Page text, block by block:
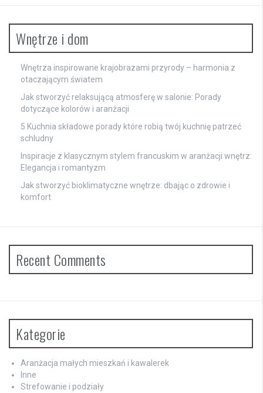
Wnętrze i dom
Wnętrza inspirowane krajobrazami przyrody – harmonia z
otaczającym światem
Jak stworzyć relaksującą atmosferę w salonie: Porady
dotyczące kolorów i aranżacji
5 Kuchnia składowe porady które robią twój kuchnię patrzeć
schludny
Inspiracje z klasycznym stylem francuskim w aranżacji wnętrz:
Elegancja i romantyzm
Jak stworzyć bioklimatyczne wnętrze: dbając o zdrowie i
komfort
Recent Comments
Kategorie
Aranżacja małych mieszkań i kawalerek
Inne
Strefowanie i podziały